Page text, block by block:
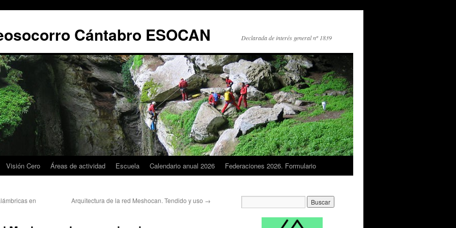
Cántabro ESOCAN Declarada de interés general nº 1839
Visión Cero Áreas de actividad Escuela Calendario anual 2026 Federaciones 2026. Formulario
en
Arquitectura de la red Meshocan. Tendido y uso →